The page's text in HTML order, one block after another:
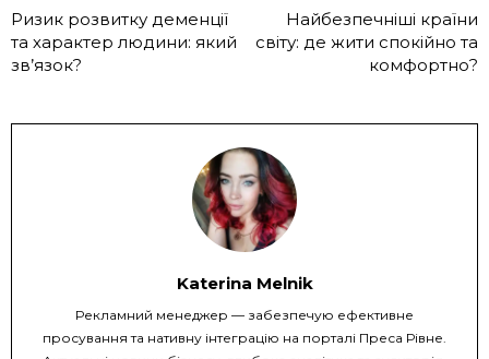
Ризик розвитку деменції
та характер людини: який
зв’язок?
Найбезпечніші країни
світу: де жити спокійно та
комфортно?
Katerina Melnik
Рекламний менеджер — забезпечую ефективне
просування та нативну інтеграцію на порталі Преса Рівне.